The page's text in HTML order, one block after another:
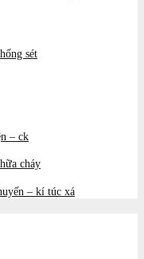
sét
– ck
cháy
– kí túc xá